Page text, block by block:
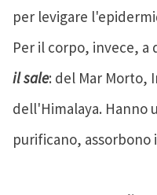
per levigare
Per il corpo, invece,
il sale: del Mar Morto,
dell'Himalaya. Hanno
purificano, assorbono